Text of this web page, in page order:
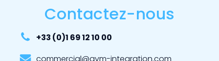
Contactez-nous
+33 (0)1 69 12 10 00
commercial@avm-integration.com